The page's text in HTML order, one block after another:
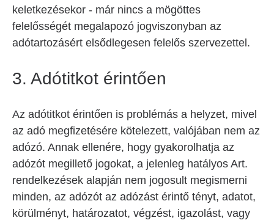
keletkezésekor - már nincs a mögöttes
felelősségét megalapozó jogviszonyban az
adótartozásért elsődlegesen felelős szervezettel.
3. Adótitkot érintően
Az adótitkot érintően is problémás a helyzet, mivel
az adó megfizetésére kötelezett, valójában nem az
adózó. Annak ellenére, hogy gyakorolhatja az
adózót megillető jogokat, a jelenleg hatályos Art.
rendelkezések alapján nem jogosult megismerni
minden, az adózót az adózást érintő tényt, adatot,
körülményt, határozatot, végzést, igazolást, vagy